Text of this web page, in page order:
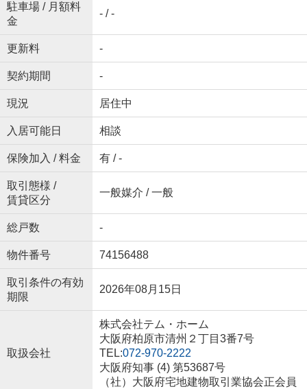
駐車場 / 月額料
金
- / -
更新料 -
契約期間 -
現況 居住中
入居可能日 相談
保険加入 / 料金 有 / -
取引態様 /
賃貸区分
一般媒介 / 一般
総戸数 -
物件番号 74156488
取引条件の有効
期限
2026年08月15日
取扱会社
株式会社テム・ホーム
大阪府柏原市清州２丁目3番7号
TEL:072-970-2222
大阪府知事 (4) 第53687号
（社）大阪府宅地建物取引業協会正会員